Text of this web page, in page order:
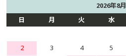
2026年8月
日
月 火 水
2
3 4 5